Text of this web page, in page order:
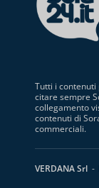
Tutti i contenuti
citare sempre
collegamento
contenuti di
commerciali.
VERDANA Srl -